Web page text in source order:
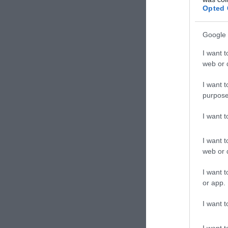
Opted
Google
I want
web or
I want
I want
I want
web or
I want
or app.
I want
ΣΧΟΛΙΑΣΤΕ